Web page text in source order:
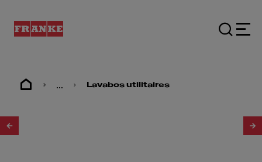
... Lavabos utilitaires